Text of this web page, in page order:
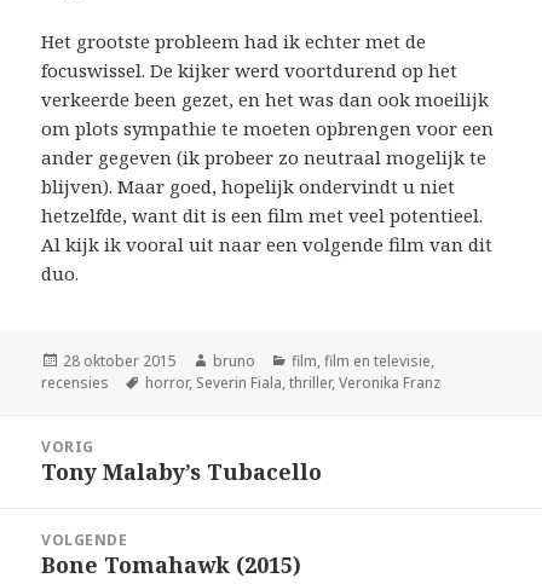
Het grootste probleem had ik echter met de
focuswissel. De kijker werd voortdurend op het
verkeerde been gezet, en het was dan ook moeilijk
om plots sympathie te moeten opbrengen voor een
ander gegeven (ik probeer zo neutraal mogelijk te
blijven). Maar goed, hopelijk ondervindt u niet
hetzelfde, want dit is een film met veel potentieel.
Al kijk ik vooral uit naar een volgende film van dit
duo.
Geplaatst
op
28 oktober 2015 Auteur
bruno Categorieën
film,film en televisie,
recensies
Tags
horror, Severin Fiala,thriller,Veronika Franz
navigatie
VORIG
Vorig
Tony Malaby’s Tubacello
VOLGENDE
Volgend
Bone Tomahawk (2015)